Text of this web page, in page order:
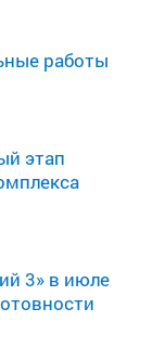
работы
этап
3» в июле